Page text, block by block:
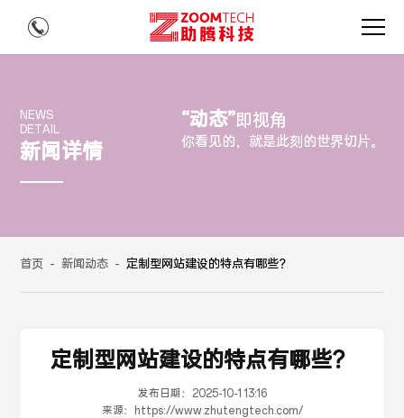
NEWS
DETAIL
新闻详情
“动态”即视角
你看见的，就是此刻的世界切片。
首页 - 新闻动态 - 定制型网站建设的特点有哪些？
定制型网站建设的特点有哪些？
发布日期：
2025-10-1 13:16
来源：
https://www.zhutengtech.com/